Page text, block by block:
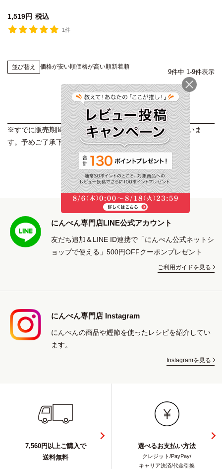
1,519 税込
1件
並び替え 価格が安い順価格が高い順新着順
9件中 1-9件表示
※すでに販売期間が終了した商品が表示される場合がございま
す。予めご了承下さい。
にんべん専門店LINE公式アカウント
友だち追加＆LINE ID連携で「にんべん公式ネットシ
ョップで使える」500円OFFクーポンプレゼント
ご利用ガイドを見る
にんべん専門店 Instagram
にんべんの商品や鰹節を使ったレシピを紹介してい
ます。
Instagramを見る
7,560円以上ご購入で
送料無料
選べるお支払い方法
クレジット/PayPay/
キャリア決済/代金引換